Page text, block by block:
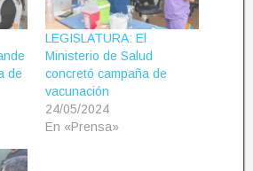
de
LEGISLATURA: El
Ministerio de Salud
concretó campaña de
vacunación
24/05/2024
En «Prensa»